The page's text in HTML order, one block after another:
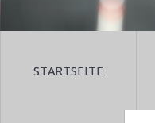
STARTSEITE